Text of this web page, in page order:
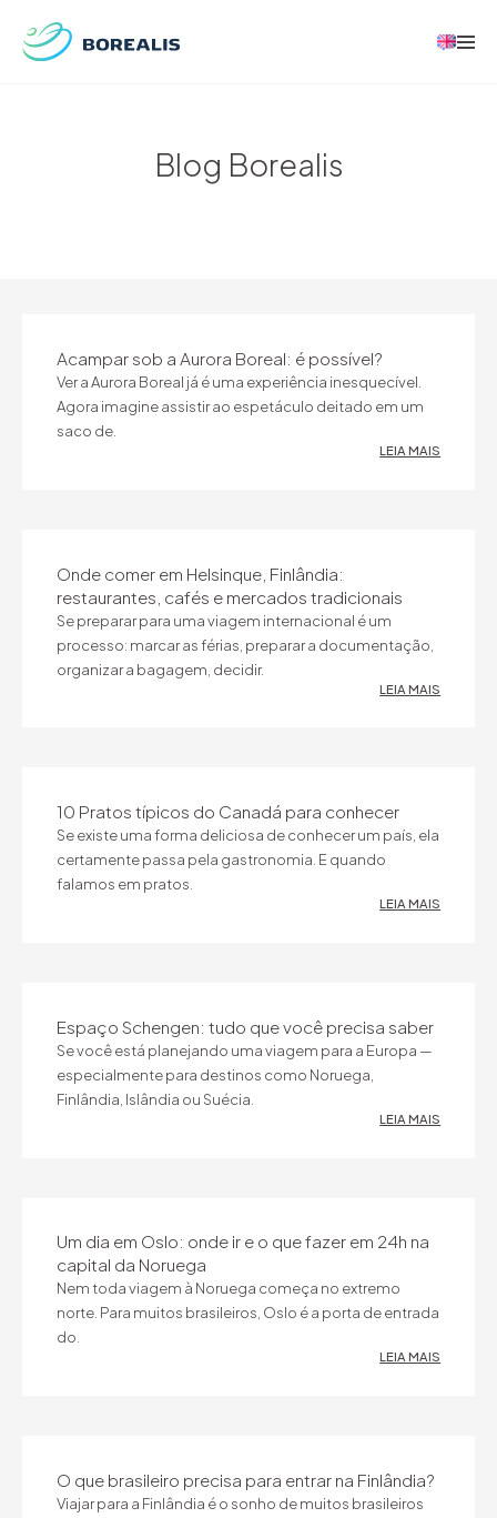
Blog Borealis
Acampar sob a Aurora Boreal: é possível?
Ver a Aurora Boreal já é uma experiência inesquecível.
Agora imagine assistir ao espetáculo deitado em um
saco de.
LEIA MAIS
Onde comer em Helsinque, Finlândia:
restaurantes, cafés e mercados tradicionais
Se preparar para uma viagem internacional é um
processo: marcar as férias, preparar a documentação,
organizar a bagagem, decidir.
LEIA MAIS
10 Pratos típicos do Canadá para conhecer
Se existe uma forma deliciosa de conhecer um país, ela
certamente passa pela gastronomia. E quando
falamos em pratos.
LEIA MAIS
Espaço Schengen: tudo que você precisa saber
Se você está planejando uma viagem para a Europa —
especialmente para destinos como Noruega,
Finlândia, Islândia ou Suécia.
LEIA MAIS
Um dia em Oslo: onde ir e o que fazer em 24h na
capital da Noruega
Nem toda viagem à Noruega começa no extremo
norte. Para muitos brasileiros, Oslo é a porta de entrada
do.
LEIA MAIS
O que brasileiro precisa para entrar na Finlândia?
Viajar para a Finlândia é o sonho de muitos brasileiros